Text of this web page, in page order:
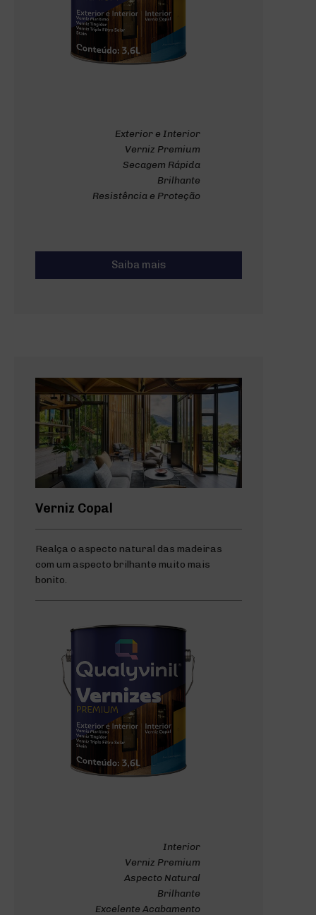
Exterior e Interior
Verniz Premium
Secagem Rápida
Brilhante
Resistência e Proteção
Saiba mais
Verniz Copal
Realça o aspecto natural das madeiras
com um aspecto brilhante muito mais
bonito.
Interior
Verniz Premium
Aspecto Natural
Brilhante
Excelente Acabamento